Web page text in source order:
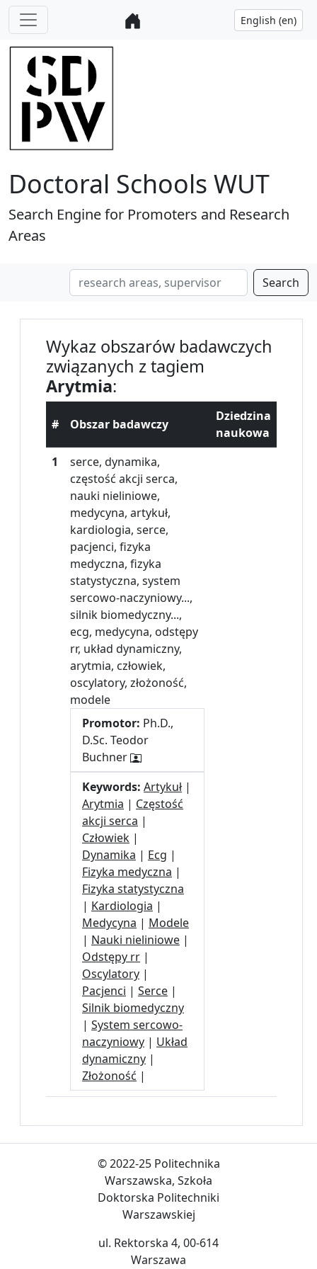
Doctoral Schools WUT
Search Engine for Promoters and Research
Areas
Search
Wykaz obszarów badawczych
związanych z tagiem
Arytmia:
# Obszar badawczy
Dziedzina
naukowa
1
serce, dynamika,
częstość akcji serca,
nauki nieliniowe,
medycyna, artykuł,
kardiologia, serce,
pacjenci, fizyka
medyczna, fizyka
statystyczna, system
sercowo-naczyniowy...,
silnik biomedyczny...,
ecg, medycyna, odstępy
rr, układ dynamiczny,
arytmia, człowiek,
oscylatory, złożoność,
modele
Promotor: Ph.D.,
D.Sc. Teodor
Buchner
Keywords: Artykuł |
Arytmia | Częstość
akcji serca |
Człowiek |
Dynamika | Ecg |
Fizyka medyczna |
Fizyka statystyczna
| Kardiologia |
Medycyna | Modele
| Nauki nieliniowe |
Odstępy rr |
Oscylatory |
Pacjenci | Serce |
Silnik biomedyczny
| System sercowo-
naczyniowy | Układ
dynamiczny |
Złożoność |
© 2022-25 Politechnika
Warszawska, Szkoła
Doktorska Politechniki
Warszawskiej
ul. Rektorska 4, 00-614
Warszawa